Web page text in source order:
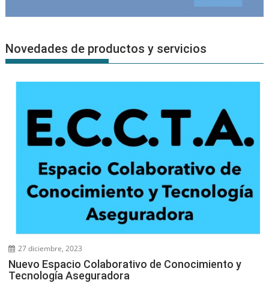
Novedades de productos y servicios
27 diciembre, 2023
Nuevo Espacio Colaborativo de Conocimiento y
Tecnología Aseguradora